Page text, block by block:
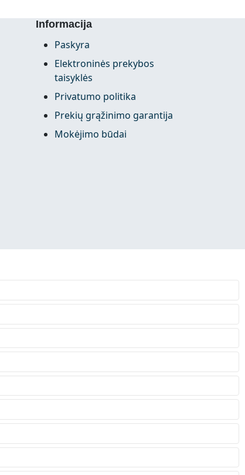
Informacija
Paskyra
Elektroninės prekybos
taisyklės
Privatumo politika
Prekių grąžinimo garantija
Mokėjimo būdai